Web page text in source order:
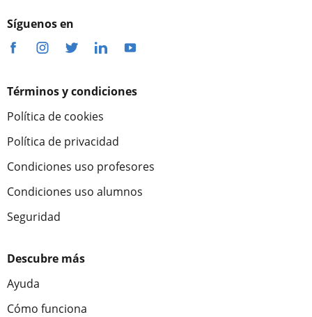
Síguenos en
Términos y condiciones
Política de cookies
Política de privacidad
Condiciones uso profesores
Condiciones uso alumnos
Seguridad
Descubre más
Ayuda
Cómo funciona